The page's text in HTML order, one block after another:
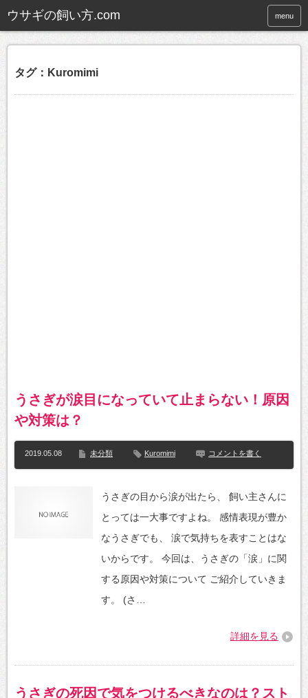
ウサギの飼い方.com menu
タグ：Kuromimi
うさぎが涙目になっていて止まらない！原因
や対策は？
2019.05.08 未分類 Kuromimi コメントを書く
うさぎの目から涙が出たら、 飼い主さんに
とっては一大事ですよね。 感情表現が豊か
なうさぎでも、 涙で気持ちを表すことはな
いからです。 今回は、うさぎの「涙」に関
する原因や対策について ご紹介していきま
す。 (さ…
詳細を見る
うさぎの死因で気をつけるべきなのは？スト